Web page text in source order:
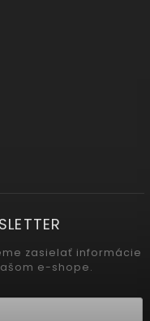
zasielať informácie
e-shope.